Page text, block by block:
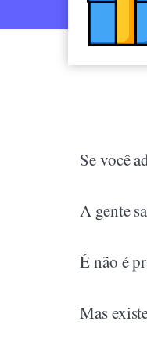
Se você
A gente
É não é
Mas